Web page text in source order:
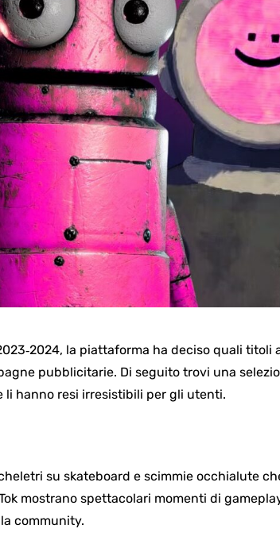
la piattaforma ha deciso quali titoli
pubblicitarie. Di seguito trovi una
li hanno resi irresistibili per gli utenti.
su skateboard e scimmie occhialute
mostrano spettacolari momenti di
community.